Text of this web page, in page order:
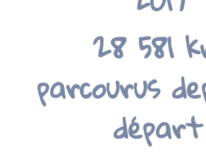
28 581
parcourus
départ